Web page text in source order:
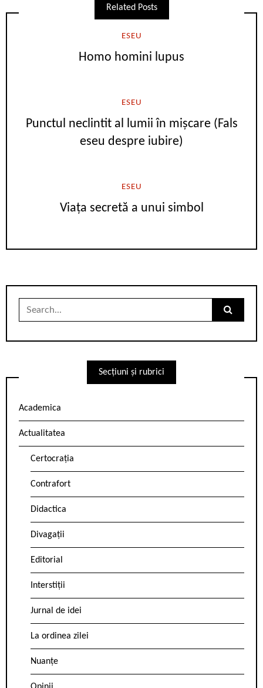
Related Posts
ESEU
Homo homini lupus
ESEU
Punctul neclintit al lumii în mișcare (Fals
eseu despre iubire)
ESEU
Viața secretă a unui simbol
Search
Secțiuni și rubrici
Academica
Actualitatea
Certocrația
Contrafort
Didactica
Divagații
Editorial
Interstiții
Jurnal de idei
La ordinea zilei
Nuanțe